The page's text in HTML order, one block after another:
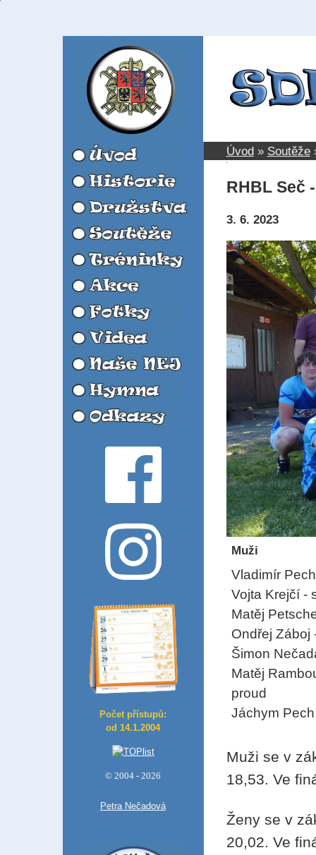
Počet přístupů:
od 14.1.2004
© 2004 - 2026
Petra Nečadová
Úvod» Soutěže
RHBL Seč
3. 6. 2023
Muži
Vladimír
Vojta Krejčí -
Matěj
Ondřej Záboj
Šimon
Matěj
proud
Jáchym
Muži se v
18,53. Ve
Ženy se v
20,02. Ve